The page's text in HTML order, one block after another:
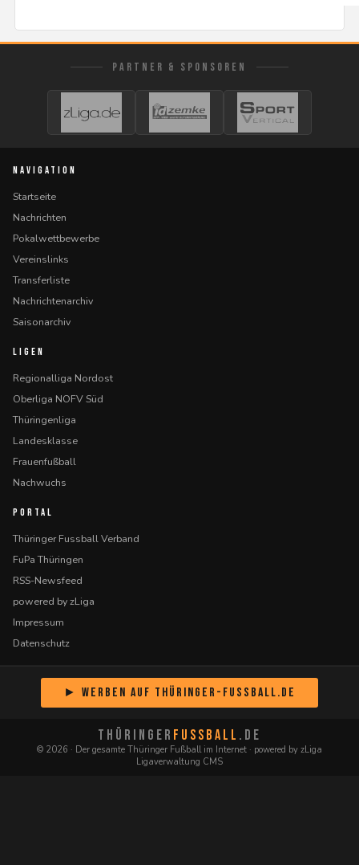
PARTNER & SPONSOREN
NAVIGATION
Startseite
Nachrichten
Pokalwettbewerbe
Vereinslinks
Transferliste
Nachrichtenarchiv
Saisonarchiv
LIGEN
Regionalliga Nordost
Oberliga NOFV Süd
Thüringenliga
Landesklasse
Frauenfußball
Nachwuchs
PORTAL
Thüringer Fussball Verband
FuPa Thüringen
RSS-Newsfeed
powered by zLiga
Impressum
Datenschutz
► Werben auf Thüringer-Fussball.de
THÜRINGER FUSSBALL .DE
© 2026 · Der gesamte Thüringer Fußball im Internet · powered by zLiga
Ligaverwaltung CMS